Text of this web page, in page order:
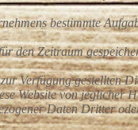
bestimmte
den Zeitraum
Verfügung gestellten
Website von jeglicher
Daten Dritter